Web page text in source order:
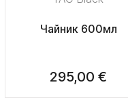
Чайник 600мл
295,00 €